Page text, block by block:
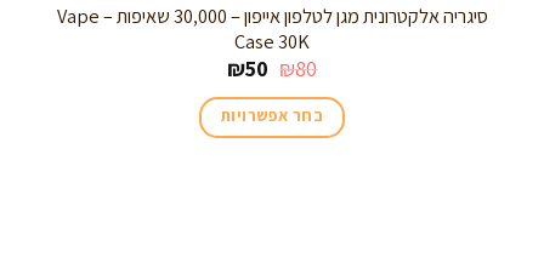
סיגריה אלקטרונית מגן לטלפון אייפון – 30,000 שאיפות – Vape
Case 30K
₪80
₪50
בחר אפשרויות